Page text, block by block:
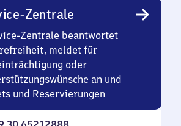
Zentrale
Zentrale beantwortet
meldet für
oder
an und
und Reservierungen